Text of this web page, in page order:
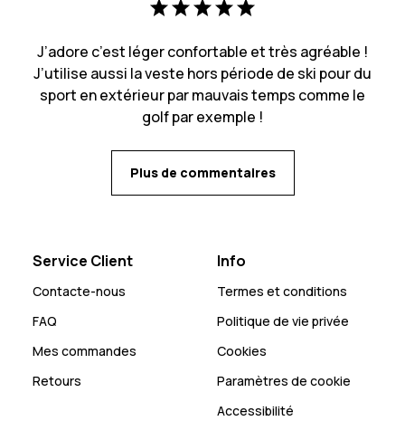
J’adore c’est léger confortable et très agréable !
J’utilise aussi la veste hors période de ski pour du
sport en extérieur par mauvais temps comme le
golf par exemple !
Plus de commentaires
Service Client
Contacte-nous
FAQ
Mes commandes
Retours
Info
Termes et conditions
Politique de vie privée
Cookies
Paramètres de cookie
Accessibilité